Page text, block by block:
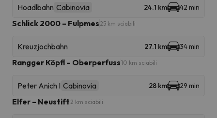
Hoadlbahn Cabinovia 24.1 km 42 min
Schlick 2000 – Fulpmes 25 km sciabili
Kreuzjochbahn 27.1 km 34 min
Rangger Köpfl – Oberperfuss10 km sciabili
Peter Anich I Cabinovia 28 km 29 min
Elfer – Neustift 2 km sciabili